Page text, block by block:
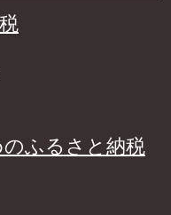
ふるさと納税